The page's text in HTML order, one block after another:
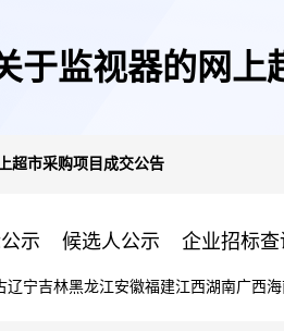
于监视器的网上
超市采购项目成交公告
示 候选人公示 企业招标查
辽宁吉林黑龙江安徽福建江西湖南广西